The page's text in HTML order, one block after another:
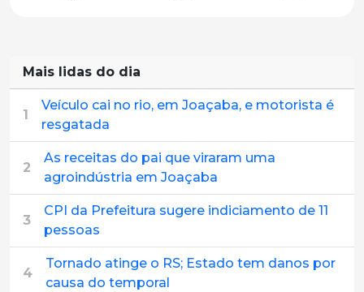
Mais lidas do dia
1
Veículo cai no rio, em Joaçaba, e motorista é
resgatada
2
As receitas do pai que viraram uma
agroindústria em Joaçaba
3
CPI da Prefeitura sugere indiciamento de 11
pessoas
4
Tornado atinge o RS; Estado tem danos por
causa do temporal